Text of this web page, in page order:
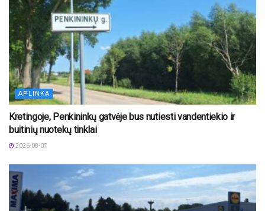
APLINKA
Kretingoje, Penkininkų gatvėje bus nutiesti vandentiekio ir
buitinių nuotekų tinklai
2026-08-07